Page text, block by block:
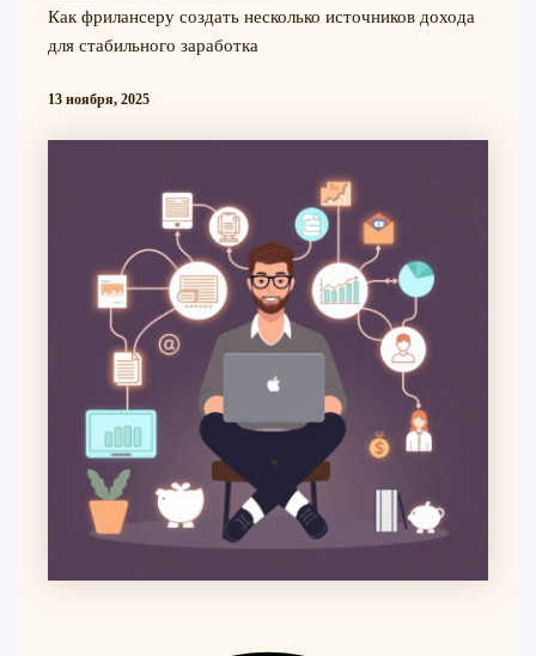
Как фрилансеру создать несколько источников дохода
для стабильного заработка
13 ноября, 2025